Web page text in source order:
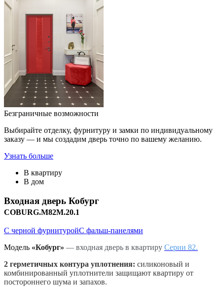
Безграничные возможности
Выбирайте отделку, фурнитуру и замки по индивидуальному
заказу — и мы создадим дверь точно по вашему желанию.
Узнать больше
В квартиру
В дом
Входная дверь Кобург
COBURG.M82M.20.1
С черной фурнитуройС фальш-панелями
Модель «Кобург» — входная дверь в квартиру Серии 82.
2 герметичных контура уплотнения: силиконовый и
комбинированный уплотнители защищают квартиру от
постороннего шума и запахов.